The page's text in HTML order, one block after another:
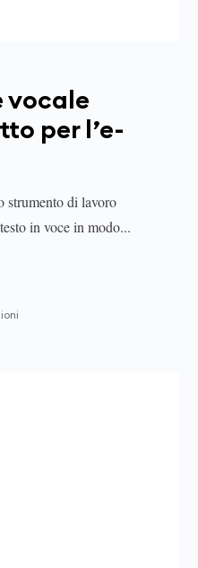
vocale
per l’e-
strumento di lavoro
in voce in modo...